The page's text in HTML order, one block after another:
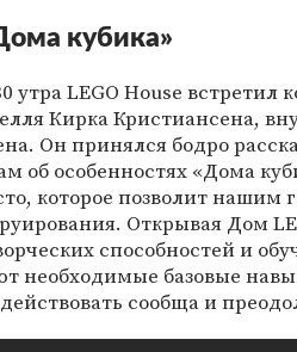
кубика»
утра LEGO House встретил
Кирка Кристиансена,
Он принялся бодро
об особенностях «Дома
которое позволит нашим
Открывая Дом
способностей и
необходимые базовые
сообща и